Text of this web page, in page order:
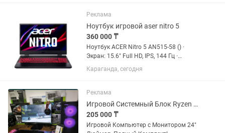
Реклама
Ноутбук игровой aser nitro 5
360 000 ₸
Ноутбук ACER Nitro 5 AN515-58 () ·
Экран: 15.6" Full HD, IPS, 144 Гц ·
Процессор: Intel Core i5-12450H (12-е
поколение) · Память: 16 ГБ ОЗУ ·
Караганда, сегодня
Реклама
Игровой Системный Блок Ryzen 5 3600 / RX570 8GB / 16GB DDR4 / SSD NVMe
205 000 ₸
Игровой Компьютер с Монитором 24"